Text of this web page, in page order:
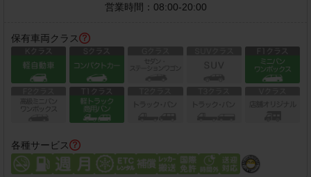
営業時間： 08:00-20:00
保有車両クラス
各種サービス